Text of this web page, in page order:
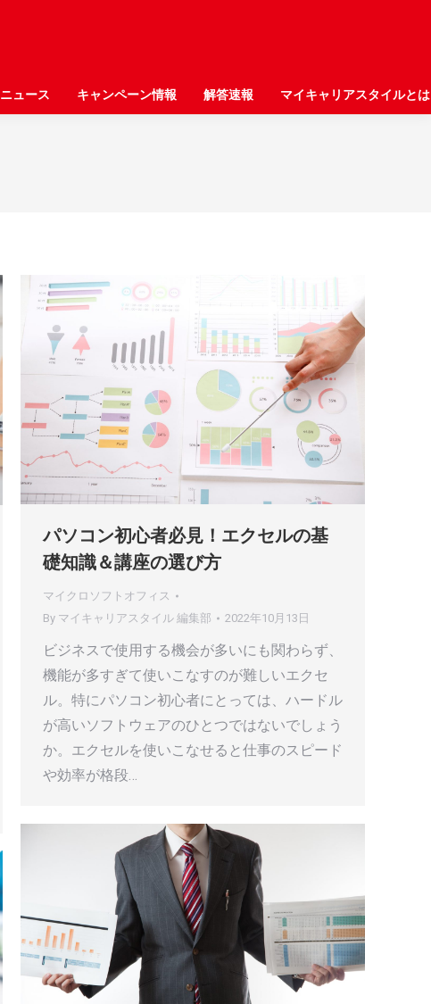
ニュース キャンペーン情報 解答速報 マイキャリアスタイルとは
パソコン初心者必見！エクセルの基
礎知識＆講座の選び方
マイクロソフトオフィス
By マイキャリアスタイル 編集部 2022年10月13日
ビジネスで使用する機会が多いにも関わらず、
機能が多すぎて使いこなすのが難しいエクセ
ル。特にパソコン初心者にとっては、ハードル
が高いソフトウェアのひとつではないでしょう
か。エクセルを使いこなせると仕事のスピード
や効率が格段…
ニュース キャンペーン情報 解答速報 マイキャリアスタイルとは